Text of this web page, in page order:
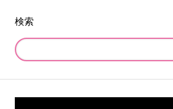
検索